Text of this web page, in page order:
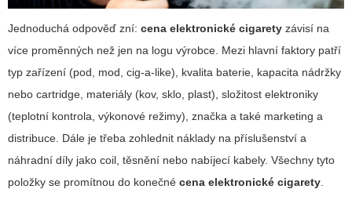
Jednoduchá odpověď zní: cena elektronické cigarety závisí na
více proměnných než jen na logu výrobce. Mezi hlavní faktory patří
typ zařízení (pod, mod, cig-a-like), kvalita baterie, kapacita nádržky
nebo cartridge, materiály (kov, sklo, plast), složitost elektroniky
(teplotní kontrola, výkonové režimy), značka a také marketing a
distribuce. Dále je třeba zohlednit náklady na příslušenství a
náhradní díly jako coil, těsnění nebo nabíjecí kabely. Všechny tyto
položky se promítnou do konečné cena elektronické cigarety